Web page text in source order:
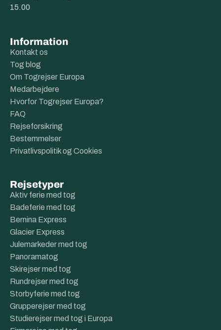
15.00
Information
Kontakt os
Tog blog
Om Togrejser Europa
Medarbejdere
Hvorfor Togrejser Europa?
FAQ
Rejseforsikring
Bestemmelser
Privatlivspolitik og Cookies
Rejsetyper
Aktiv ferie med tog
Badeferie med tog
Bernina Express
Glacier Express
Julemarkeder med tog
Panoramatog
Skirejser med tog
Rundrejser med tog
Storbyferie med tog
Grupperejser med tog
Studierejser med tog i Europa